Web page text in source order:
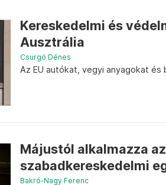
Kereskedelmi és
Ausztrália
Csurgó Dénes
Az EU autókat, vegyi anyagokat
Májustól alkalmazza
szabadkereskedelmi
Bakró-Nagy Ferenc